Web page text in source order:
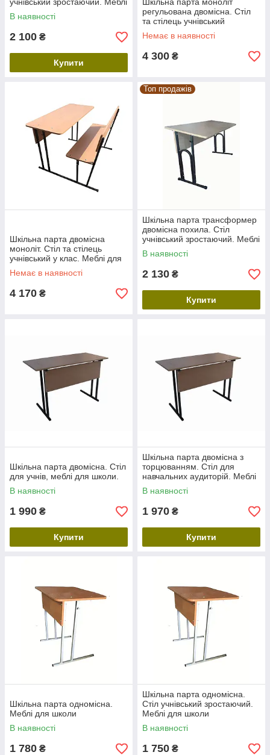
для школи
В наявності
2 100 ₴
Купити
регульована двомісна. Стіл
та стілець учнівський
трансформер зростаючий.
Меблі до школи
Немає в наявності
4 300 ₴
Шкільна парта двомісна
моноліт. Стіл та стілець
учнівський у клас. Меблі для
школи
Немає в наявності
4 170 ₴
Топ продажів
Шкільна парта трансформер
двомісна похила. Стіл
учнівський зростаючий. Меблі
для школи регульовані
В наявності
2 130 ₴
Купити
Шкільна парта двомісна. Стіл
для учнів, меблі для школи.
В наявності
1 990 ₴
Купити
Шкільна парта двомісна з
торцюванням. Стіл для
навчальних аудиторій. Меблі
для школи ДСП
В наявності
1 970 ₴
Купити
Шкільна парта одномісна.
Меблі для школи
В наявності
1 780 ₴
Шкільна парта одномісна.
Стіл учнівський зростаючий.
Меблі для школи
В наявності
1 750 ₴